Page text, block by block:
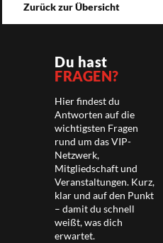
Zurück zur Übersicht
Du hast
FRAGEN?
Hier findest du
Antworten auf die
wichtigsten Fragen
rund um das VIP-
Netzwerk,
Mitgliedschaft und
Veranstaltungen. Kurz,
klar und auf den Punkt
– damit du schnell
weißt, was dich
erwartet.